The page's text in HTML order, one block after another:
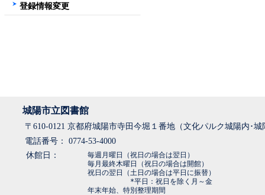
登録情報変更
城陽市立図書館
〒610-0121 京都府城陽市寺田今堀１番地（文化パルク城陽内･
電話番号： 0774-53-4000
休館日：
毎週月曜日（祝日の場合は翌日）
毎月最終木曜日（祝日の場合は開館）
祝日の翌日（土日の場合は平日に振替）
*平日：祝日を除く月～金
年末年始、特別整理期間